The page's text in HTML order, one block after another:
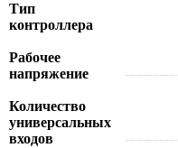
Тип
контроллера
Рабочее
напряжение
Количество
универсальных
входов